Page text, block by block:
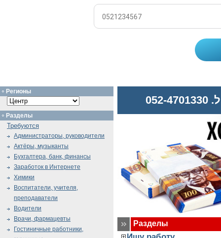
Разделы
Регионы
Разделы
Требуются
Администраторы, руководители
Актёры, музыканты
Бухгалтера, банк, финансы
Заработок в Интернете
Химики
Воспитатели, учителя,
преподаватели
Водители
Врачи, фармацевты
Гостиничные работники,